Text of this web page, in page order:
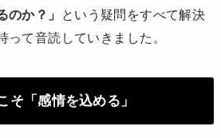
のか？」
という疑問をすべて解決
って音読していきました。
そ「感情を込める」